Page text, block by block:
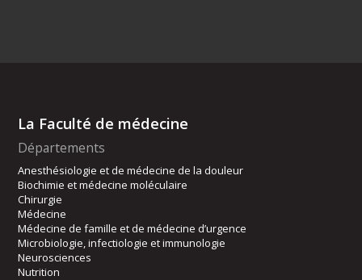
La Faculté de médecine
Départements
Anesthésiologie et de médecine de la douleur
Biochimie et médecine moléculaire
Chirurgie
Médecine
Médecine de famille et de médecine d’urgence
Microbiologie, infectiologie et immunologie
Neurosciences
Nutrition